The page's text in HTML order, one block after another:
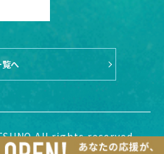
へ
All rights reserved.